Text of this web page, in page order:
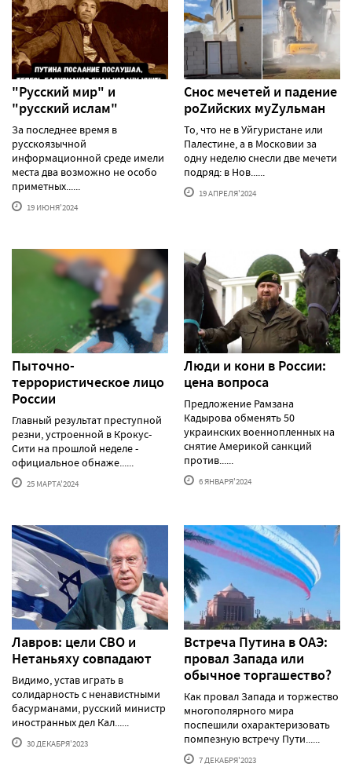
"Русский мир" и
"русский ислам"
За последнее время в
русскоязычной
информационной среде имели
места два возможно не особо
приметных......
19 ИЮНЯ'2024
Снос мечетей и падение
роZийских муZульман
То, что не в Уйгуристане или
Палестине, а в Московии за
одну неделю снесли две мечети
подряд: в Нов......
19 АПРЕЛЯ'2024
Пыточно-
террористическое лицо
России
Главный результат преступной
резни, устроенной в Крокус-
Сити на прошлой неделе -
официальное обнаже......
25 МАРТА'2024
Люди и кони в России:
цена вопроса
Предложение Рамзана
Кадырова обменять 50
украинских военнопленных на
снятие Америкой санкций
против......
6 ЯНВАРЯ'2024
Лавров: цели СВО и
Нетаньяху совпадают
Видимо, устав играть в
солидарность с ненавистными
басурманами, русский министр
иностранных дел Кал......
30 ДЕКАБРЯ'2023
Встреча Путина в ОАЭ:
провал Запада или
обычное торгашество?
Как провал Запада и торжество
многополярного мира
поспешили охарактеризовать
помпезную встречу Пути......
7 ДЕКАБРЯ'2023